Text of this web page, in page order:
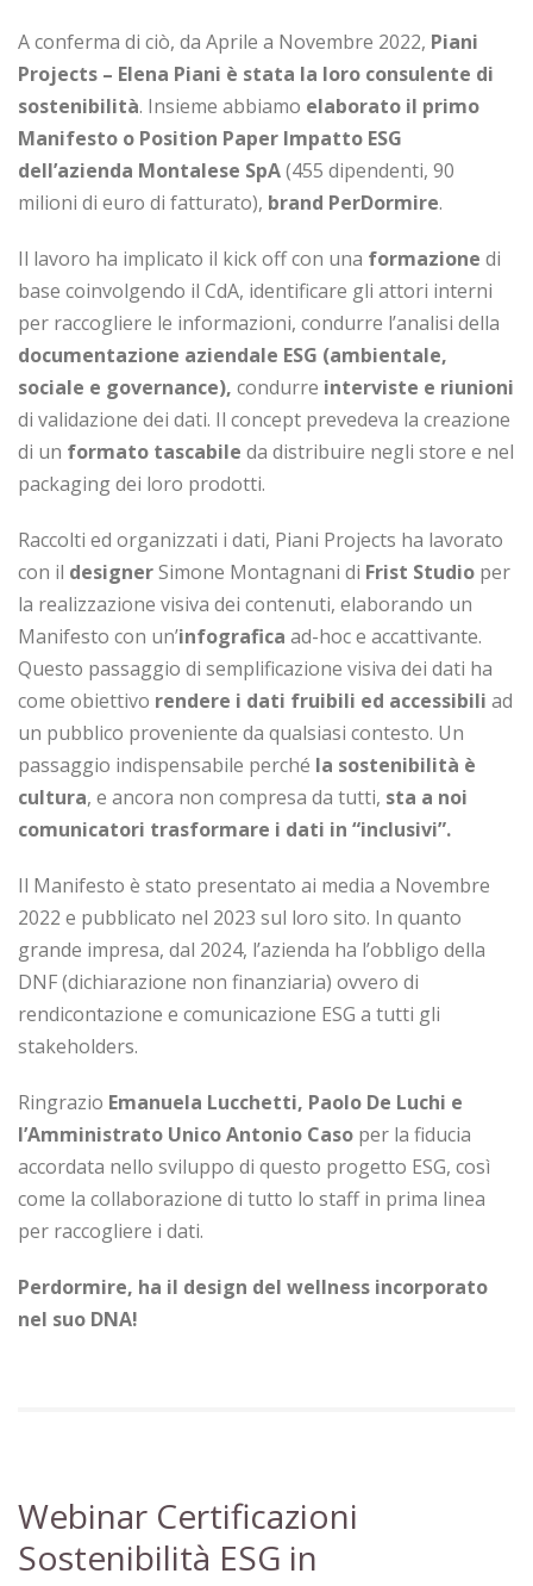
A conferma di ciò, da Aprile a Novembre 2022, Piani
Projects – Elena Piani è stata la loro consulente di
sostenibilità. Insieme abbiamo elaborato il primo
Manifesto o Position Paper Impatto ESG
dell’azienda Montalese SpA(455 dipendenti, 90
milioni di euro di fatturato), brand PerDormire.
Il lavoro ha implicato il kick off con una formazione di
base coinvolgendo il CdA, identificare gli attori interni
per raccogliere le informazioni, condurre l’analisi della
documentazione aziendale ESG (ambientale,
sociale e governance), condurre interviste e riunioni
di validazione dei dati. Il concept prevedeva la creazione
di un formato tascabile da distribuire negli store e nel
packaging dei loro prodotti.
Raccolti ed organizzati i dati, Piani Projects ha lavorato
con il designerSimone Montagnani di Frist Studio per
la realizzazione visiva dei contenuti, elaborando un
Manifesto con un’infografica ad-hoc e accattivante.
Questo passaggio di semplificazione visiva dei dati ha
come obiettivo rendere i dati fruibili ed accessibili ad
un pubblico proveniente da qualsiasi contesto. Un
passaggio indispensabile perché la sostenibilità è
cultura, e ancora non compresa da tutti, sta a noi
comunicatori trasformare i dati in “inclusivi”.
Il Manifesto è stato presentato ai media a Novembre
2022 e pubblicato nel 2023 sul loro sito. In quanto
grande impresa, dal 2024, l’azienda ha l’obbligo della
DNF (dichiarazione non finanziaria) ovvero di
rendicontazione e comunicazione ESG a tutti gli
stakeholders.
Ringrazio Emanuela Lucchetti, Paolo De Luchi e
l’Amministrato Unico Antonio Caso per la fiducia
accordata nello sviluppo di questo progetto ESG, così
come la collaborazione di tutto lo staff in prima linea
per raccogliere i dati.
Perdormire, ha il design del wellness incorporato
nel suo DNA!
Webinar Certificazioni
Sostenibilità ESG in